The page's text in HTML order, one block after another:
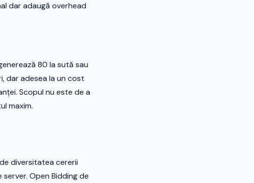
dar adaugă overhead
80 la sută sau
dar adesea la un cost
Scopul nu este de a
maxim.
diversitatea cererii
Open Bidding de